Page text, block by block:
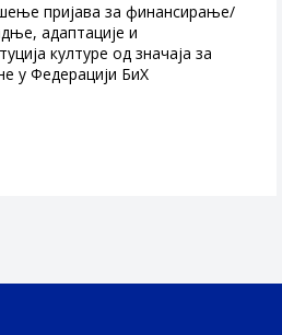
пријава за финансирање/
адаптације и
културе од значаја за
у Федерацији БиХ